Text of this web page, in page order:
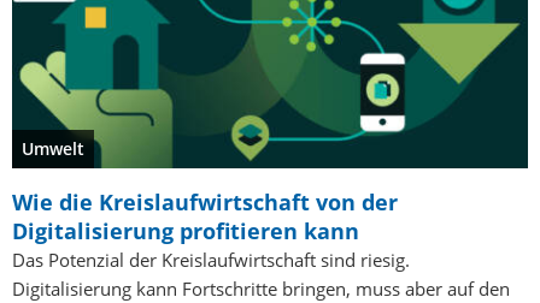
Umwelt
Wie die Kreislaufwirtschaft von der
Digitalisierung profitieren kann
Das Potenzial der Kreislaufwirtschaft sind riesig.
Digitalisierung kann Fortschritte bringen, muss aber auf den